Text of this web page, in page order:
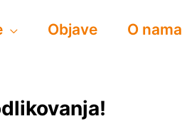
Objave O nama